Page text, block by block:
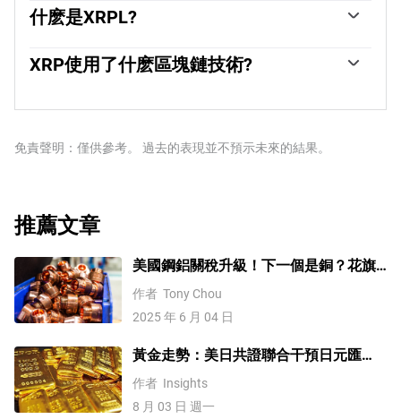
室使用該代幣來促進XRPLedger上的交易，幫助金融機構
以無國界的方式轉移價值。因此，XRP促進了XRPLedger
的成本。
什麽是XRPL?
易提供動力。該分類賬與其他區塊鏈不同，因為它有一個
內置的炎性協議，有助於打擊垃圾郵件和分布式拒絕服務
對點網絡維護。
XRP使用了什麽區塊鏈技術?
同網絡之間的支付。例如，瑞波幣的區塊鏈可以連接兩家
化的需要。XRP是由Jed McCaleb、Arthur Britto和David
免責聲明：僅供參考。 過去的表現並不預示未來的結果。
推薦文章
美國鋼鋁關稅升級！下一個是銅？花旗
這樣說
作者 Tony Chou
2025 年 6 月 04 日
黃金走勢：美日共證聯合干預日元匯
率、美元失守100！金價緣何難漲？
作者 Insights
8 月 03 日 週一